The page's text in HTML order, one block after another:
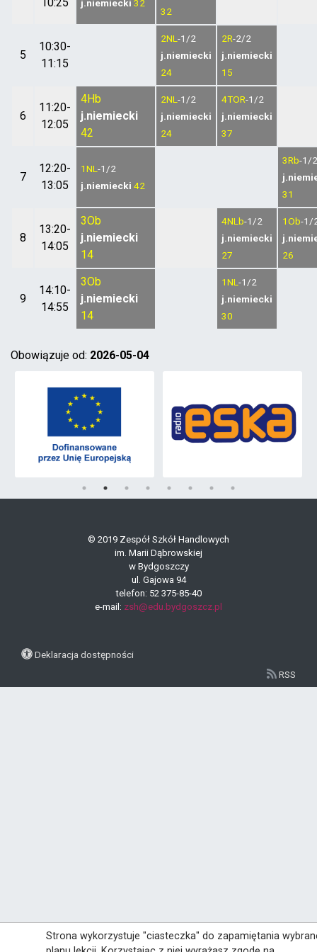
j.niemiecki 32
32
5
10:30-
11:15
2NL -1/2
j.niemiecki
24
2R-2/2
j.niemiecki
15
6
11:20-
12:05
4Hb
j.niemiecki
42
2NL -1/2
j.niemiecki
24
4TOR-1/2
j.niemiecki
37
7
12:20-
13:05
1NL -1/2
j.niemiecki 42
3Rb-1/2
31
8
13:20-
14:05
3Ob
j.niemiecki
14
4NLb-1/2
j.niemiecki
27
1Ob-1/
26
9
14:10-
14:55
3Ob
j.niemiecki
14
1NL -1/2
j.niemiecki
30
Obowiązuje od: 2026-05-04
Strona wykorzystuje "ciasteczka" do zapamiętania
© 2019 Zespół Szkół Handlowych
im. Marii Dąbrowskiej
w Bydgoszczy
ul. Gajowa 94
telefon: 52 375-85-40
e-mail: zsh@edu.bydgoszcz.pl
Deklaracja dostępności
RSS